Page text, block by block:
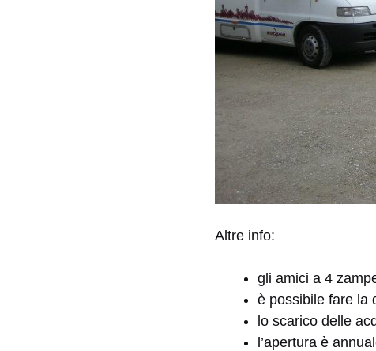
Altre info:
gli amici a 4
è possibile fare la
lo scarico delle
l’apertura è